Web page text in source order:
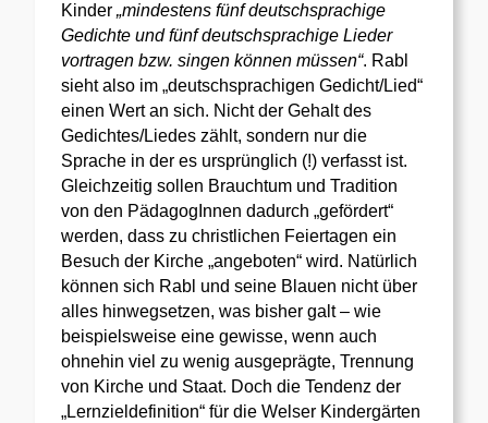
Kinder „mindestens fünf deutschsprachige
Gedichte und fünf deutschsprachige Lieder
vortragen bzw. singen können müssen“. Rabl
sieht also im „deutschsprachigen Gedicht/Lied“
einen Wert an sich. Nicht der Gehalt des
Gedichtes/Liedes zählt, sondern nur die
Sprache in der es ursprünglich (!) verfasst ist.
Gleichzeitig sollen Brauchtum und Tradition
von den PädagogInnen dadurch „gefördert“
werden, dass zu christlichen Feiertagen ein
Besuch der Kirche „angeboten“ wird. Natürlich
können sich Rabl und seine Blauen nicht über
alles hinwegsetzen, was bisher galt – wie
beispielsweise eine gewisse, wenn auch
ohnehin viel zu wenig ausgeprägte, Trennung
von Kirche und Staat. Doch die Tendenz der
„Lernzieldefinition“ für die Welser Kindergärten